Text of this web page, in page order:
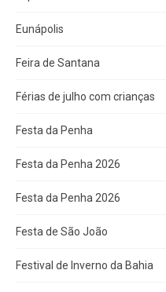
Eunápolis
Feira de Santana
Férias de julho com crianças
Festa da Penha
Festa da Penha 2026
Festa da Penha 2026
Festa de São João
Festival de Inverno da Bahia